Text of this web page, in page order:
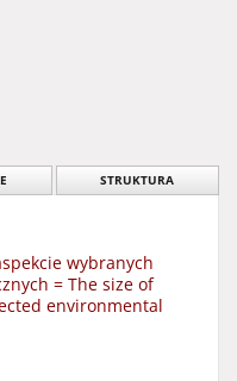
STRUKTURA
wybranych
= The size of
environmental